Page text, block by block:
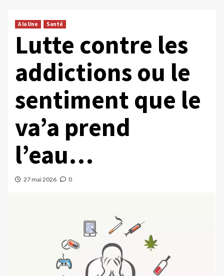
A la Une Santé
Lutte contre les
addictions ou le
sentiment que le
va’a prend
l’eau…
27 mai 2026 0